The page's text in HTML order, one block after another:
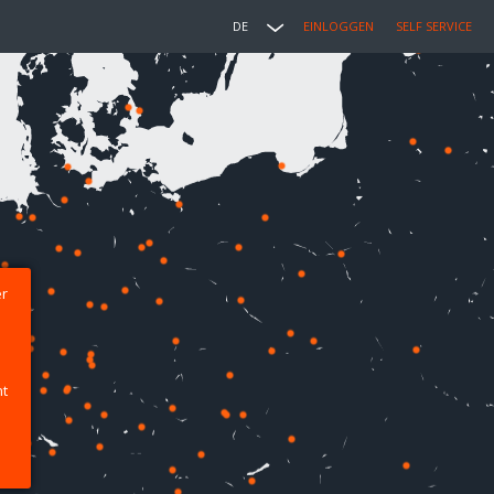
DE EINLOGGEN SELF SERVICE